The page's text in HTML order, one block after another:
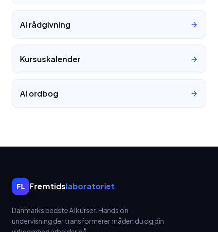
AI rådgivning
Kursuskalender
AI ordbog
FL Fremtidslaboratoriet
Danmarks bedste AI kurser. Hands on
undervisning der transformerer måden du og din